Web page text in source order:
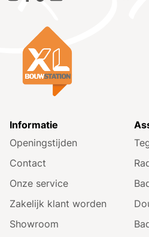
Informatie
Openingstijden
Contact
Onze service
Zakelijk klant worden
Showroom